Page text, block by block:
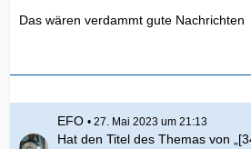
Das wären verdammt gute Nachrichten
EFO 27. Mai 2023 um 21:13
Hat den Titel des Themas von